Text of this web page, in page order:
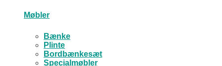
Møbler
Bænke
Plinte
Bordbænkesæt
Specialmøbler